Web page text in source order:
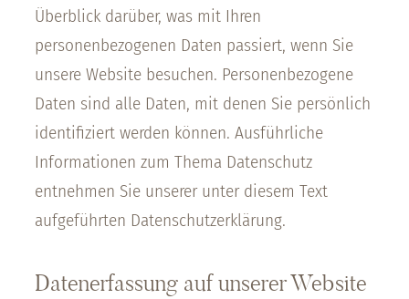
Überblick darüber, was mit Ihren
personenbezogenen Daten passiert, wenn Sie
unsere Website besuchen. Personenbezogene
Daten sind alle Daten, mit denen Sie persönlich
identifiziert werden können. Ausführliche
Informationen zum Thema Datenschutz
entnehmen Sie unserer unter diesem Text
aufgeführten Datenschutzerklärung.
Datenerfassung auf unserer Website